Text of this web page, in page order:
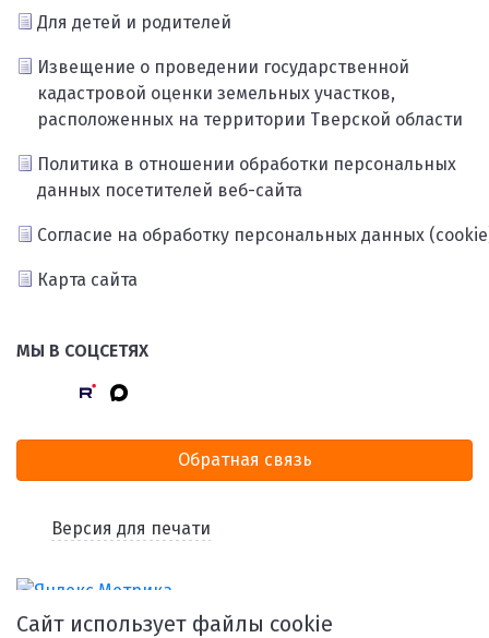
Для детей и родителей
Извещение о проведении государственной
кадастровой оценки земельных участков,
расположенных на территории Тверской области
Политика в отношении обработки персональных
данных посетителей веб-сайта
Согласие на обработку персональных данных
Карта сайта
МЫ В СОЦСЕТЯХ
Обратная связь
Версия для печати
Сайт использует файлы cookie